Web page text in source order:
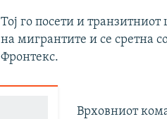
Тој го посети и
на мигрантите и се сретна
Фронтекс.
Врховниот